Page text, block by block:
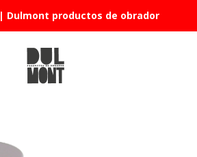
| Dulmont productos de obrador